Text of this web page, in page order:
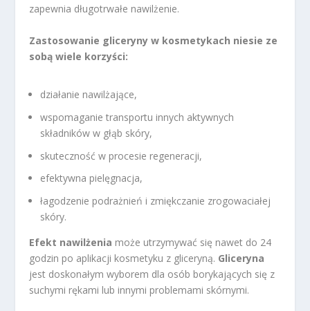
zapewnia długotrwałe nawilżenie.
Zastosowanie gliceryny w kosmetykach niesie ze
sobą wiele korzyści:
działanie nawilżające,
wspomaganie transportu innych aktywnych
składników w głąb skóry,
skuteczność w procesie regeneracji,
efektywna pielęgnacja,
łagodzenie podrażnień i zmiękczanie zrogowaciałej
skóry.
Efekt nawilżenia może utrzymywać się nawet do 24
godzin po aplikacji kosmetyku z gliceryną. Gliceryna
jest doskonałym wyborem dla osób borykających się z
suchymi rękami lub innymi problemami skórnymi.